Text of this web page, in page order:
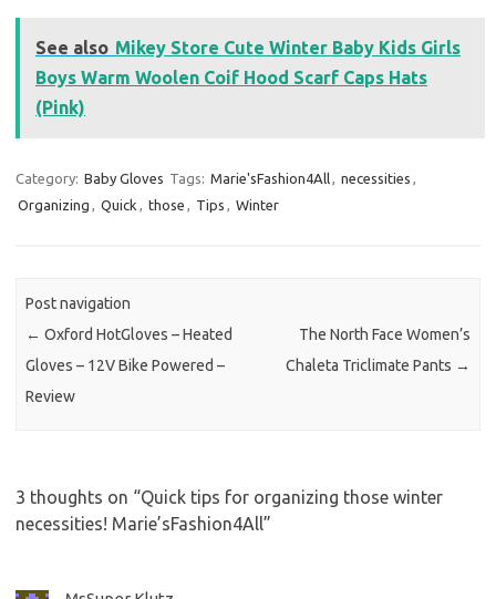
See also Mikey Store Cute Winter Baby Kids Girls
Boys Warm Woolen Coif Hood Scarf Caps Hats
(Pink)
Category: Baby Gloves Tags: Marie'sFashion4All, necessities ,
Organizing , Quick , those , Tips , Winter
Post navigation
← Oxford HotGloves – Heated
Gloves – 12V Bike Powered –
Review
The North Face Women’s
Chaleta Triclimate Pants →
3 thoughts on “Quick tips for organizing those winter
necessities! Marie’sFashion4All”